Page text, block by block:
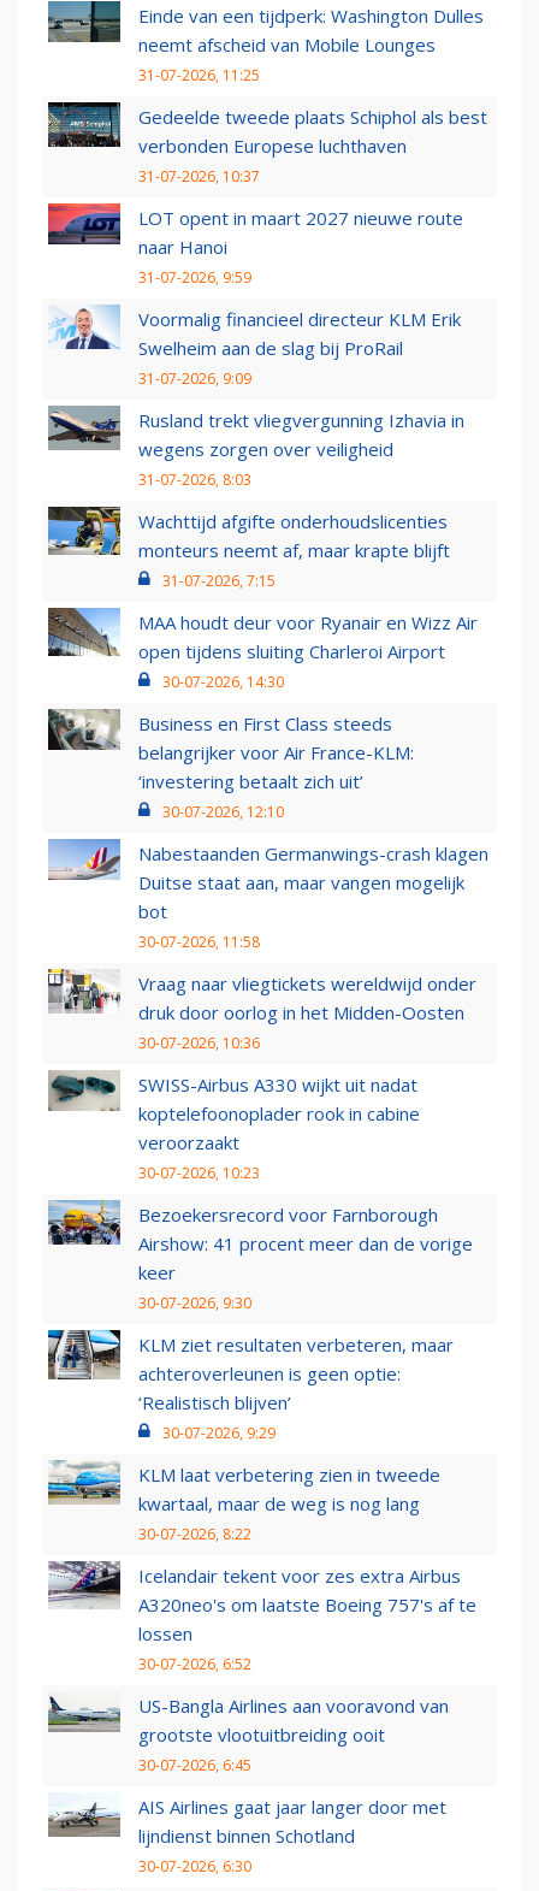
Einde van een tijdperk: Washington Dulles
neemt afscheid van Mobile Lounges
31-07-2026, 11:25
Gedeelde tweede plaats Schiphol als best
verbonden Europese luchthaven
31-07-2026, 10:37
LOT opent in maart 2027 nieuwe route
naar Hanoi
31-07-2026, 9:59
Voormalig financieel directeur KLM Erik
Swelheim aan de slag bij ProRail
31-07-2026, 9:09
Rusland trekt vliegvergunning Izhavia in
wegens zorgen over veiligheid
31-07-2026, 8:03
Wachttijd afgifte onderhoudslicenties
monteurs neemt af, maar krapte blijft
31-07-2026, 7:15
MAA houdt deur voor Ryanair en Wizz Air
open tijdens sluiting Charleroi Airport
30-07-2026, 14:30
Business en First Class steeds
belangrijker voor Air France-KLM:
‘investering betaalt zich uit’
30-07-2026, 12:10
Nabestaanden Germanwings-crash klagen
Duitse staat aan, maar vangen mogelijk
bot
30-07-2026, 11:58
Vraag naar vliegtickets wereldwijd onder
druk door oorlog in het Midden-Oosten
30-07-2026, 10:36
SWISS-Airbus A330 wijkt uit nadat
koptelefoonoplader rook in cabine
veroorzaakt
30-07-2026, 10:23
Bezoekersrecord voor Farnborough
Airshow: 41 procent meer dan de vorige
keer
30-07-2026, 9:30
KLM ziet resultaten verbeteren, maar
achteroverleunen is geen optie:
‘Realistisch blijven’
30-07-2026, 9:29
KLM laat verbetering zien in tweede
kwartaal, maar de weg is nog lang
30-07-2026, 8:22
Icelandair tekent voor zes extra Airbus
A320neo's om laatste Boeing 757's af te
lossen
30-07-2026, 6:52
US-Bangla Airlines aan vooravond van
grootste vlootuitbreiding ooit
30-07-2026, 6:45
AIS Airlines gaat jaar langer door met
lijndienst binnen Schotland
30-07-2026, 6:30